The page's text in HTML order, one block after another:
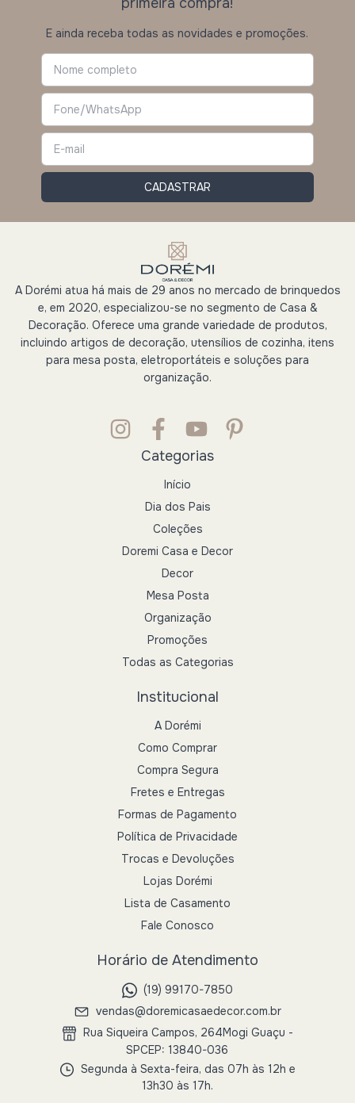
E ainda receba todas as novidades e promoções.
A Dorémi atua há mais de 29 anos no mercado de brinquedos
e, em 2020, especializou-se no segmento de Casa &
Decoração. Oferece uma grande variedade de produtos,
incluindo artigos de decoração, utensílios de cozinha, itens
para mesa posta, eletroportáteis e soluções para
organização.
Categorias
Início
Dia dos Pais
Coleções
Doremi Casa e Decor
Decor
Mesa Posta
Organização
Promoções
Todas as Categorias
Institucional
A Dorémi
Como Comprar
Compra Segura
Fretes e Entregas
Formas de Pagamento
Política de Privacidade
Trocas e Devoluções
Lojas Dorémi
Lista de Casamento
Fale Conosco
Horário de Atendimento
(19) 99170-7850
vendas@doremicasaedecor.com.br
Rua Siqueira Campos, 264Mogi Guaçu -
SPCEP: 13840-036
Segunda à Sexta-feira, das 07h às 12h e
13h30 às 17h.